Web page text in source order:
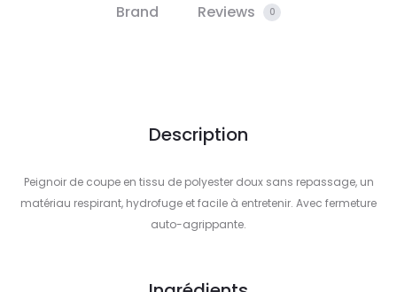
Brand Reviews 0
Description
Peignoir de coupe en tissu de polyester doux sans repassage, un
matériau respirant, hydrofuge et facile à entretenir. Avec fermeture
auto-agrippante.